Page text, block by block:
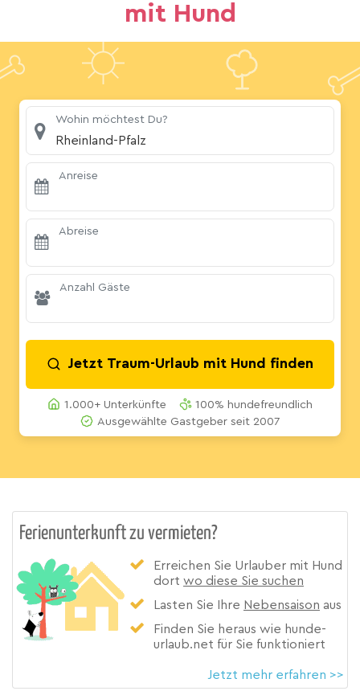
mit Hund
Wohin möchtest Du?
Rheinland-Pfalz
Anreise
Abreise
Anzahl Gäste
Jetzt Traum-Urlaub mit Hund finden
1.000+ Unterkünfte
100% hundefreundlich
Ausgewählte Gastgeber seit 2007
Ferienunterkunft zu vermieten?
Erreichen Sie Urlauber mit Hund
dort wo diese Sie suchen
Lasten Sie Ihre Nebensaison aus
Finden Sie heraus wie hunde-
urlaub.net für Sie funktioniert
Jetzt mehr erfahren >>